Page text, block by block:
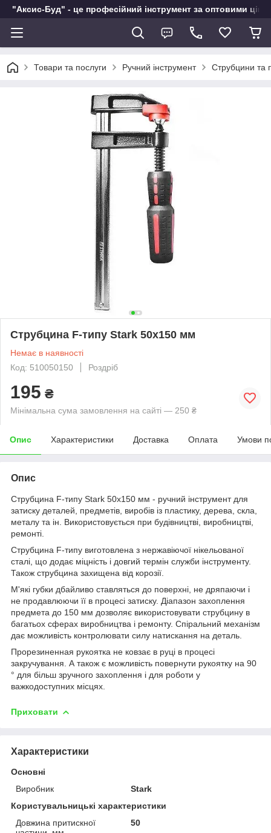
"Аксис-Буд" - це професійний інструмент за оптовими
Товари та послуги Ручний інструмент Струбцини та
Струбцина F-типу Stark 50x150 мм
Немає в наявності
Код: 510050150
Роздріб
195 ₴
Мінімальна сума замовлення на сайті — 250 ₴
Опис Характеристики Доставка Оплата Умови
Опис
Струбцина F-типу Stark 50x150 мм - ручний інструмент для
затиску деталей, предметів, виробів із пластику, дерева, скла,
металу та ін. Використовується при будівництві, виробництві,
ремонті.
Струбцина F-типу виготовлена з нержавіючої нікельованої
сталі, що додає міцність і довгий термін служби інструменту.
Також струбцина захищена від корозії.
М'які губки дбайливо ставляться до поверхні, не дряпаючи і
не продавлюючи її в процесі затиску. Діапазон захоплення
предмета до 150 мм дозволяє використовувати струбцину в
багатьох сферах виробництва і ремонту. Спіральний механізм
дає можливість контролювати силу натискання на деталь.
Прорезиненная рукоятка не ковзає в руці в процесі
закручування. А також є можливість повернути рукоятку на 90
° для більш зручного захоплення і для роботи у
важкодоступних місцях.
Приховати
Характеристики
Основні
Виробник
Stark
Користувальницькі характеристики
Довжина притискної
50